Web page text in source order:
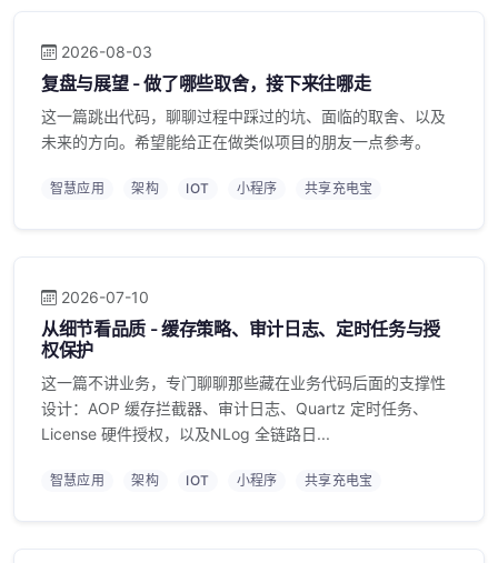
2026-08-03
复盘与展望 - 做了哪些取舍，接下来往哪走
这一篇跳出代码，聊聊过程中踩过的坑、面临的取舍、以及
未来的方向。希望能给正在做类似项目的朋友一点参考。
智慧应用 架构 IOT 小程序 共享充电宝
2026-07-10
从细节看品质 - 缓存策略、审计日志、定时任务与授
权保护
这一篇不讲业务，专门聊聊那些藏在业务代码后面的支撑性
设计：AOP 缓存拦截器、审计日志、Quartz 定时任务、
License 硬件授权，以及NLog 全链路日...
智慧应用 架构 IOT 小程序 共享充电宝